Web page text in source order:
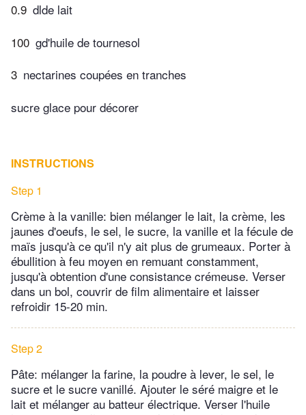
0.9 dlde lait
100 gd'huile de tournesol
3 nectarines coupées en tranches
sucre glace pour décorer
INSTRUCTIONS
Step 1
Crème à la vanille: bien mélanger le lait, la crème, les
jaunes d'oeufs, le sel, le sucre, la vanille et la fécule de
maïs jusqu'à ce qu'il n'y ait plus de grumeaux. Porter à
ébullition à feu moyen en remuant constamment,
jusqu'à obtention d'une consistance crémeuse. Verser
dans un bol, couvrir de film alimentaire et laisser
refroidir 15-20 min.
Step 2
Pâte: mélanger la farine, la poudre à lever, le sel, le
sucre et le sucre vanillé. Ajouter le séré maigre et le
lait et mélanger au batteur électrique. Verser l'huile